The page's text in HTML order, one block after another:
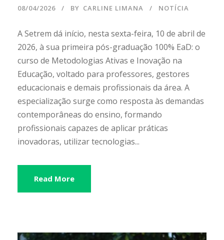
08/04/2026 BY CARLINE LIMANA NOTÍCIA
A Setrem dá início, nesta sexta-feira, 10 de abril de
2026, à sua primeira pós-graduação 100% EaD: o
curso de Metodologias Ativas e Inovação na
Educação, voltado para professores, gestores
educacionais e demais profissionais da área. A
especialização surge como resposta às demandas
contemporâneas do ensino, formando
profissionais capazes de aplicar práticas
inovadoras, utilizar tecnologias...
Read More